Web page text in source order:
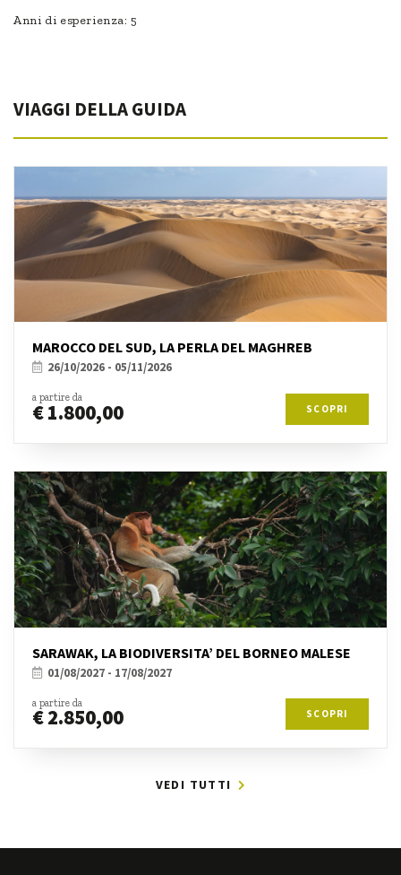
Anni di esperienza: 5
VIAGGI DELLA GUIDA
MAROCCO DEL SUD, LA PERLA DEL MAGHREB
26/10/2026 - 05/11/2026
a partire da
€ 1.800,00 SCOPRI
SARAWAK, LA BIODIVERSITA’ DEL BORNEO MALESE
01/08/2027 - 17/08/2027
a partire da
€ 2.850,00 SCOPRI
VEDI TUTTI